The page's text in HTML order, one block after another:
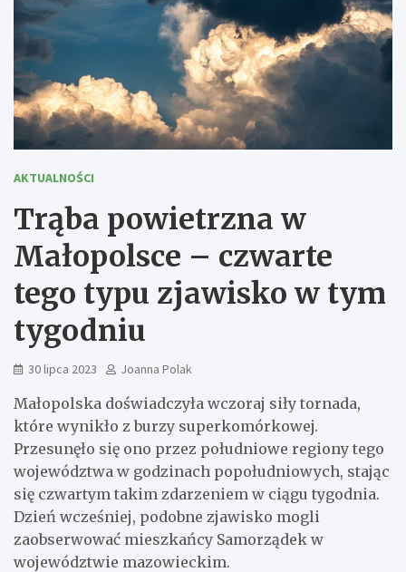
AKTUALNOŚCI
Trąba powietrzna w
Małopolsce – czwarte
tego typu zjawisko w tym
tygodniu
30 lipca 2023 Joanna Polak
Małopolska doświadczyła wczoraj siły tornada,
które wynikło z burzy superkomórkowej.
Przesunęło się ono przez południowe regiony tego
województwa w godzinach popołudniowych, stając
się czwartym takim zdarzeniem w ciągu tygodnia.
Dzień wcześniej, podobne zjawisko mogli
zaobserwować mieszkańcy Samorządek w
województwie mazowieckim.